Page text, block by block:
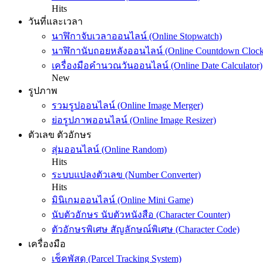
Hits
วันที่และเวลา
นาฬิกาจับเวลาออนไลน์ (Online Stopwatch)
นาฬิกานับถอยหลังออนไลน์ (Online Countdown
เครื่องมือคำนวณวันออนไลน์ (Online Date Calculator)
New
รูปภาพ
รวมรูปออนไลน์ (Online Image Merger)
ย่อรูปภาพออนไลน์ (Online Image Resizer)
ตัวเลข ตัวอักษร
สุ่มออนไลน์ (Online Random)
Hits
ระบบแปลงตัวเลข (Number Converter)
Hits
มินิเกมออนไลน์ (Online Mini Game)
นับตัวอักษร นับตัวหนังสือ (Character Counter)
ตัวอักษรพิเศษ สัญลักษณ์พิเศษ (Character Code)
เครื่องมือ
เช็คพัสดุ (Parcel Tracking System)